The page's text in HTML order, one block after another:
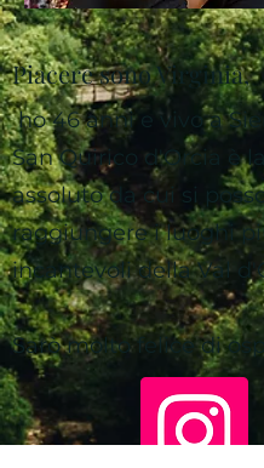
Piacere sono Virginia,
ho 46 anni e vivo a
San Quirico d'Orcia è
assoluto da cui si
raggiungere i luoghi
incantevoli della Val
Sarò molto felice di